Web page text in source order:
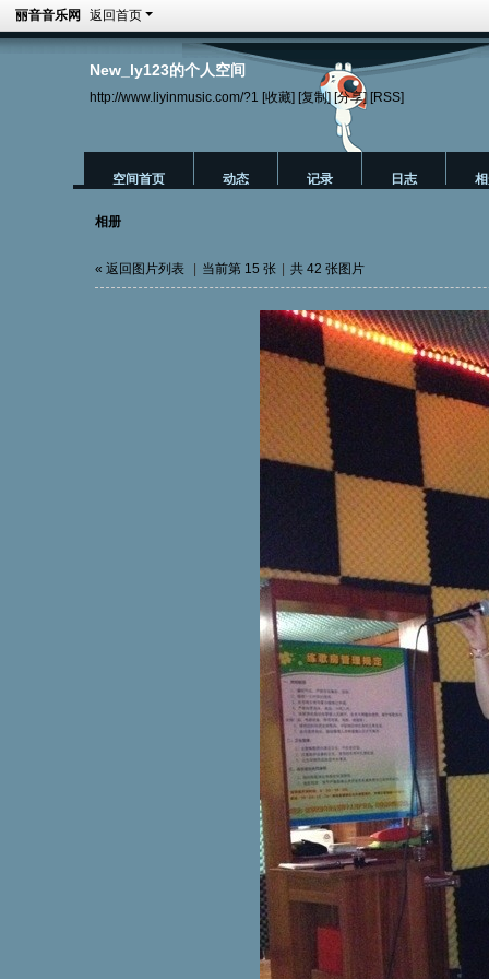
丽音音乐网 返回首页
New_ly123的个人空间
http://www.liyinmusic.com/?1 [收藏] [复制] [分享] [RSS]
空间首页 动态 记录 日志
相册
« 返回图片列表 当前第 15 张 共 42 张图片